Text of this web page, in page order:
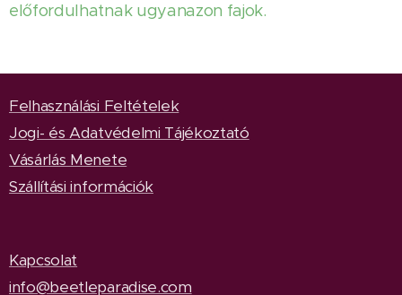
előfordulhatnak ugyanazon fajok.
Felhasználási Feltételek
Jogi- és Adatvédelmi Tájékoztató
Vásárlás Menete
Szállítási információk
Kapcsolat
info@beetleparadise.com